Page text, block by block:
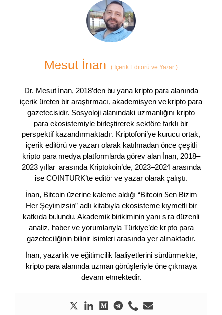
Mesut İnan ( İçerik Editörü ve Yazar )
Dr. Mesut İnan, 2018’den bu yana kripto para alanında
içerik üreten bir araştırmacı, akademisyen ve kripto para
gazetecisidir. Sosyoloji alanındaki uzmanlığını kripto
para ekosistemiyle birleştirerek sektöre farklı bir
perspektif kazandırmaktadır. Kriptofoni’ye kurucu ortak,
içerik editörü ve yazarı olarak katılmadan önce çeşitli
kripto para medya platformlarda görev alan İnan, 2018–
2023 yılları arasında Kriptokoin’de, 2023–2024 arasında
ise COINTURK’te editör ve yazar olarak çalıştı.
İnan, Bitcoin üzerine kaleme aldığı “Bitcoin Sen Bizim
Her Şeyimizsin” adlı kitabıyla ekosisteme kıymetli bir
katkıda bulundu. Akademik birikiminin yanı sıra düzenli
analiz, haber ve yorumlarıyla Türkiye’de kripto para
gazeteciliğinin bilinir isimleri arasında yer almaktadır.
İnan, yazarlık ve eğitimcilik faaliyetlerini sürdürmekte,
kripto para alanında uzman görüşleriyle öne çıkmaya
devam etmektedir.